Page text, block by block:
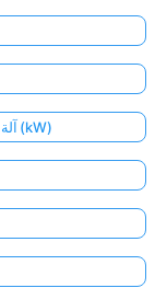
آلة حاسبة مجانية لتحويل الأمبير إلى كيلوواط (kW)